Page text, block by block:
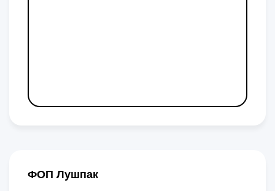
ФОП Лушпак